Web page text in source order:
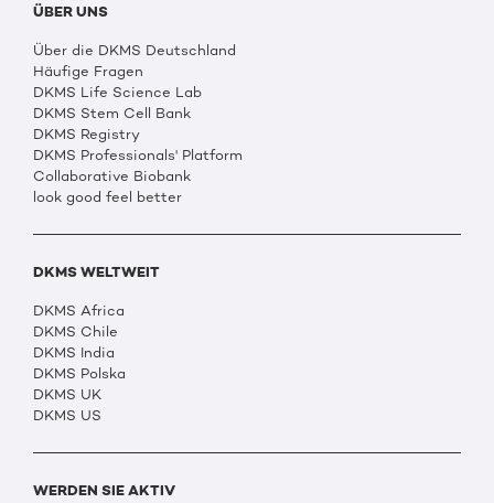
ÜBER UNS
Über die DKMS Deutschland
Häufige Fragen
DKMS Life Science Lab
DKMS Stem Cell Bank
DKMS Registry
DKMS Professionals' Platform
Collaborative Biobank
look good feel better
DKMS WELTWEIT
DKMS Africa
DKMS Chile
DKMS India
DKMS Polska
DKMS UK
DKMS US
WERDEN SIE AKTIV